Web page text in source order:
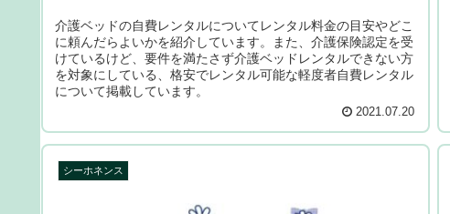
介護ベッドの自費レンタルについてレンタル料金の目安やどこ
に頼んだらよいかを紹介しています。また、介護保険認定を受
けているけど、要件を満たさず介護ベッドレンタルできない方
を対象にしている、格安でレンタル可能な軽度者自費レンタル
について掲載しています。
2021.07.20
シーホネンス